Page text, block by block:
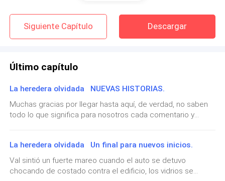
El esposo estaba con ella, se veía como un hombre
alto y millonario de traje fino hecho a medida. La
enfermera sostuvo a la bebé, Eva vio su brillante
bebé — dijo y salió con la otra bebé y la mujer la llamó,
pero no contestó.
que la miró asustado.
— Señora, debe descansar.
Siguiente Capítulo Descargar
Último capítulo
La heredera olvidada NUEVAS HISTORIAS.
Muchas gracias por llegar hasta aquí, de verdad, no saben
todo lo que significa para nosotros cada comentario y
todas mis historias están conectadas, y esta no tendrá
exepción, a continuación seguirá la novela de Itsac, nuestro
sexy y solitario mexicano. La protagonista de esta historia
La heredera olvidada Un final para nuevos inicios.
Val sintió un fuerte mareo cuando el auto se detuvo
chocando de costado contra el edificio, los vidrios se